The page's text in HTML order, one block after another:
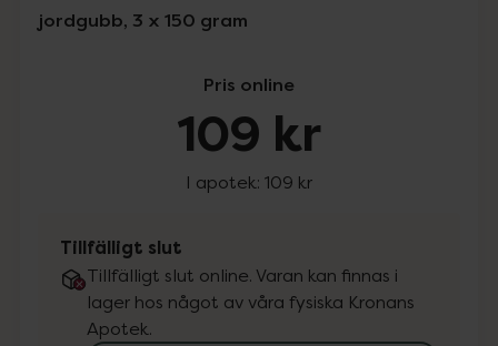
jordgubb, 3 x 150 gram
Pris online
109 kr
I apotek: 109 kr
Tillfälligt slut
Tillfälligt slut online. Varan kan finnas i
lager hos något av våra fysiska Kronans
Apotek.